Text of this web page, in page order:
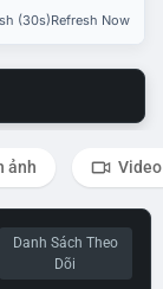
(30s)Refresh Now
ảnh Video
Danh Sách Theo
Dõi